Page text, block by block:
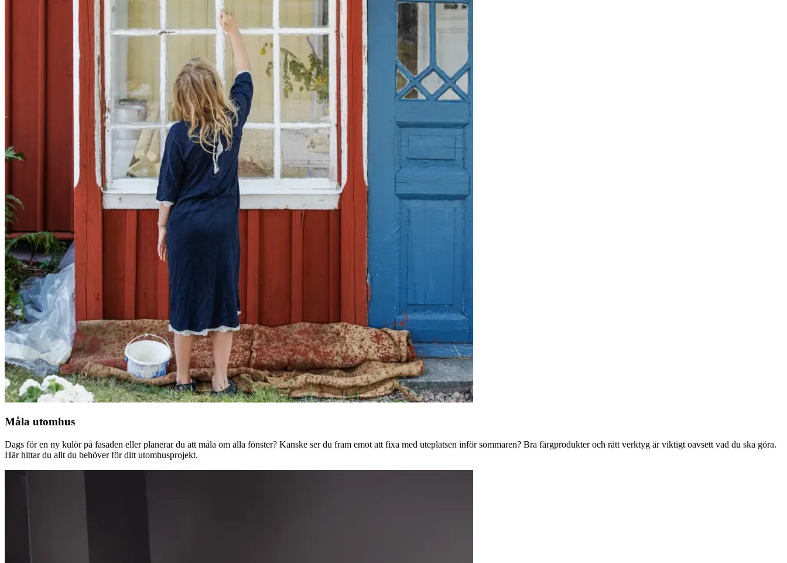
Måla utomhus
Dags för en ny kulör på fasaden eller planerar du att måla om alla fönster? Kanske ser du fram emot att fixa med uteplatsen inför sommaren? Bra färgprodukter och rätt verktyg är viktigt oavsett vad du ska göra.
Här hittar du allt du behöver för ditt utomhusprojekt.